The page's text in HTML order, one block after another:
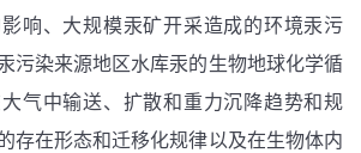
响、大规模汞矿开采造成的环境汞污
污染来源地区水库汞的生物地球化学循
气中输送、扩散和重力沉降趋势和规
存在形态和迁移化规律以及在生物体内